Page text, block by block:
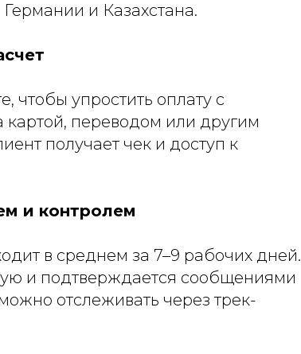
и Казахстана.
чтобы упростить оплату с
переводом или другим
получает чек и доступ к
и контролем
в среднем за 7–9 рабочих дней.
и подтверждается сообщениями
отслеживать через трек-